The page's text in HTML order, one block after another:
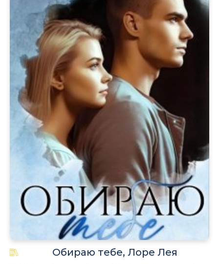
Обираю тебе, Лоре Лея